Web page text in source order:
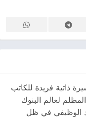
ذاتية فريدة للكاتب
لعالم البنوك
الوظيفي في ظل